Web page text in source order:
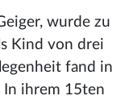
wurde zu
Kind von drei
fand in
ihrem 15ten